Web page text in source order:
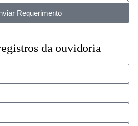
Requerimento
da ouvidoria